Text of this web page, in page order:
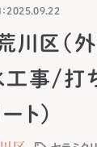
：2025.09.22
川区（
事/打
ト）